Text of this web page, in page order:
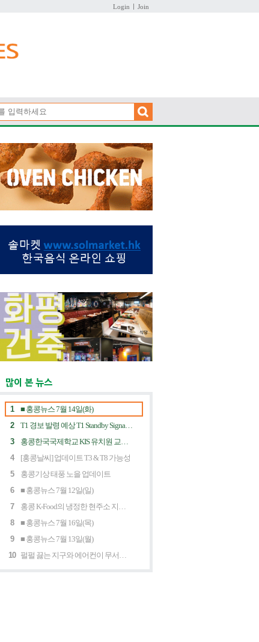
Login Join
많이 본 뉴스
1
■ 홍콩뉴스 7월 14일(화)
2
3
4
[홍콩날씨] 업데이트 T3 & T8 가능성
5
홍콩기상 태풍 노을 업데이트
6
■ 홍콩뉴스 7월 12일(일)
7
8
■ 홍콩뉴스 7월 16일(목)
9
■ 홍콩뉴스 7월 13일(월)
10